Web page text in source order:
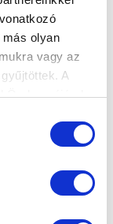
olyan
vagy az
A
Ön hozzájárul a